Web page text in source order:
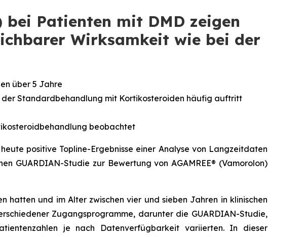
bei Patienten mit DMD zeigen
Wirksamkeit wie bei der
über 5 Jahre
der Standardbehandlung mit Kortikosteroiden häufig auftritt
beobachtet
positive Topline-Ergebnisse einer Analyse von Langzeitdaten
GUARDIAN-Studie zur Bewertung von AGAMREE® (Vamorolon)
und im Alter zwischen vier und sieben Jahren in klinischen
Zugangsprogramme, darunter die GUARDIAN-Studie,
je nach Datenverfügbarkeit variierten. In dieser